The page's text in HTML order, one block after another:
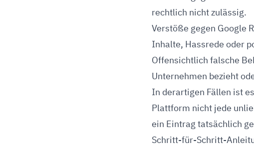
rechtlich nicht zulässig.
Verstöße gegen Google
Inhalte, Hassrede oder
Offensichtlich falsche
Unternehmen bezieht
In derartigen Fällen ist
Plattform nicht jede
ein Eintrag tatsächlich
Schritt-für-Schritt-